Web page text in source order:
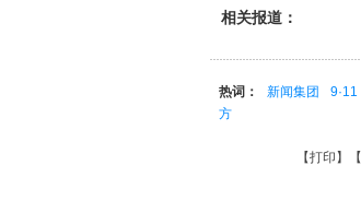
相关报道：
热词： 新闻集团 9·11
方
【打印 】【